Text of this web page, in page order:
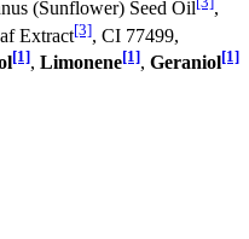
(Sunflower) Seed Oil
,
Extract[3], CI 77499,
[1], Limonene[1], Geraniol[1]